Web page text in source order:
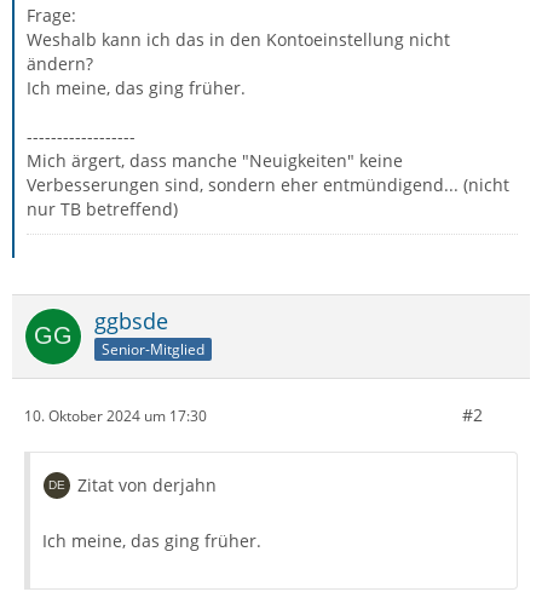
Frage:
Weshalb kann ich das in den Kontoeinstellung nicht
ändern?
Ich meine, das ging früher.
------------------
Mich ärgert, dass manche "Neuigkeiten" keine
Verbesserungen sind, sondern eher entmündigend... (nicht
nur TB betreffend)
ggbsde
Senior-Mitglied
10. Oktober 2024 um 17:30 #2
Zitat von derjahn
Ich meine, das ging früher.